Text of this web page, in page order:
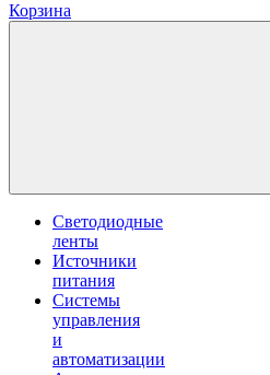
Корзина
Светодиодные
ленты
Источники
питания
Системы
управления
и
автоматизации